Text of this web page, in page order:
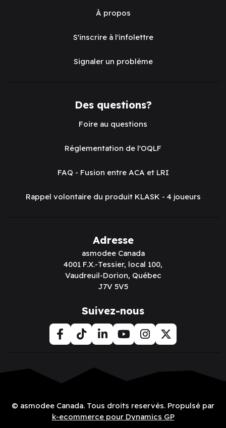
À propos
S'inscrire à l'infolettre
Signaler un problème
Des questions?
Foire au questions
Réglementation de l'OQLF
FAQ - Fusion entre ACA et LRI
Rappel volontaire du produit KLASK - 4 joueurs
Adresse
asmodee Canada
4001 F.X.-Tessier, local 100,
Vaudreuil-Dorion, Québec
J7V 5V5
Suivez-nous
© asmodee Canada. Tous droits reservés. Propulsé par
k-ecommerce pour Dynamics GP